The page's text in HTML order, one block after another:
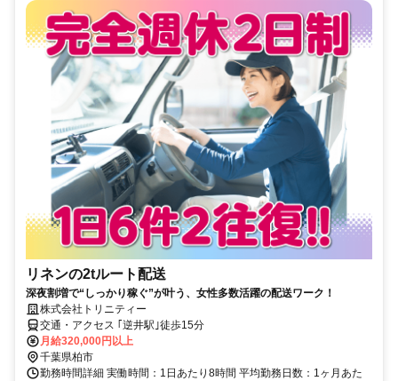
リネンの2tルート配送
深夜割増で“しっかり稼ぐ”が叶う、女性多数活躍の配送ワーク！
株式会社トリニティー
交通・アクセス ｢逆井駅｣徒歩15分
月給320,000円以上
千葉県柏市
勤務時間詳細 実働時間：1日あたり8時間 平均勤務日数：1ヶ月あた